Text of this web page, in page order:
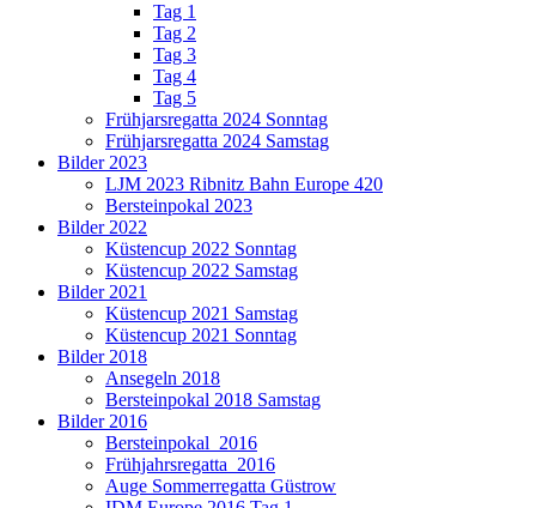
Tag 1
Tag 2
Tag 3
Tag 4
Tag 5
Frühjarsregatta 2024 Sonntag
Frühjarsregatta 2024 Samstag
Bilder 2023
LJM 2023 Ribnitz Bahn Europe 420
Bersteinpokal 2023
Bilder 2022
Küstencup 2022 Sonntag
Küstencup 2022 Samstag
Bilder 2021
Küstencup 2021 Samstag
Küstencup 2021 Sonntag
Bilder 2018
Ansegeln 2018
Bersteinpokal 2018 Samstag
Bilder 2016
Bersteinpokal_2016
Frühjahrsregatta_2016
Auge Sommerregatta Güstrow